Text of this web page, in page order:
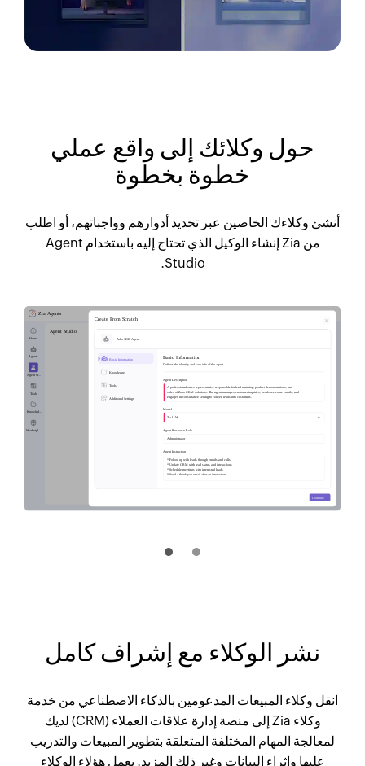
حول وكلائك إلى واقع عملي
خطوة بخطوة
أنشئ وكلاءك الخاصين عبر تحديد أدوارهم وواجباتهم، أو اطلب
من Zia إنشاء الوكيل الذي تحتاج إليه باستخدام Agent
Studio.
نشر الوكلاء مع إشراف كامل
انقل وكلاء المبيعات المدعومين بالذكاء الاصطناعي من خدمة
وكلاء Zia إلى منصة إدارة علاقات العملاء (CRM) لديك
لمعالجة المهام المختلفة المتعلقة بتطوير المبيعات والتدريب
عليها وإثراء البيانات وغير ذلك المزيد. يعمل هؤلاء الوكلاء